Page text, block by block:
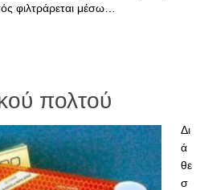
φιλτράρεται μέσω…
πολτού
Δι
ά
θε
σ